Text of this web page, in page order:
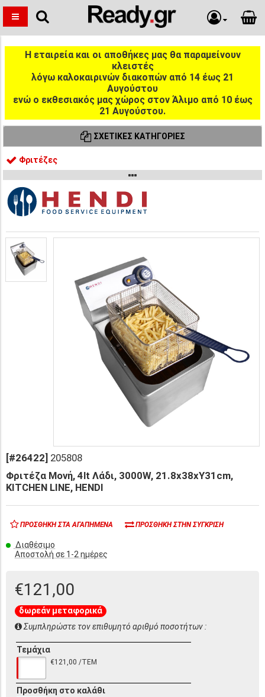
Η εταιρεία και οι αποθήκες μας θα παραμείνουν
κλειστές
λόγω καλοκαιρινών διακοπών από 14 έως 21
Αυγούστου
ενώ ο εκθεσιακός μας χώρος στον Άλιμο από 10 έως
21 Αυγούστου.
ΣΧΕΤΙΚΈΣ ΚΑΤΗΓΟΡΊΕΣ
Φριτέζες
[#26422] 205808
Φριτέζα Μονή, 4lt Λάδι, 3000W, 21.8x38xΥ31cm,
KITCHEN LINE, HENDI
ΠΡΟΣΘΉΚΗ ΣΤΑ ΑΓΑΠΗΜΈΝΑ ΠΡΟΣΘΉΚΗ ΣΤΗΝ ΣΎΓΚΡΙΣΗ
Διαθέσιμο
Αποστολή σε 1-2 ημέρες
€121,00
δωρεάν μεταφορικά
Συμπληρώστε τον επιθυμητό αριθμό ποσοτήτων :
Τεμάχια
€121,00 /ΤΕΜ
Προσθήκη στο καλάθι